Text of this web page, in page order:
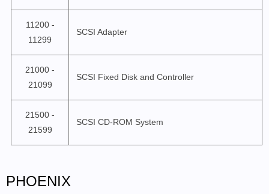
11200 -
11299
SCSI Adapter
21000 -
21099
SCSI Fixed Disk and Controller
21500 -
21599
SCSI CD-ROM System
PHOENIX